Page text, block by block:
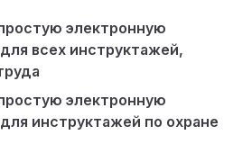
электронную
всех инструктажей,
электронную
инструктажей по охране